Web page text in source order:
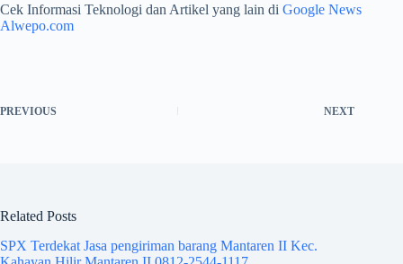
Cek Informasi Teknologi dan Artikel yang lain di Google News
Alwepo.com
PREVIOUS NEXT
Related Posts
SPX Terdekat Jasa pengiriman barang Mantaren II Kec.